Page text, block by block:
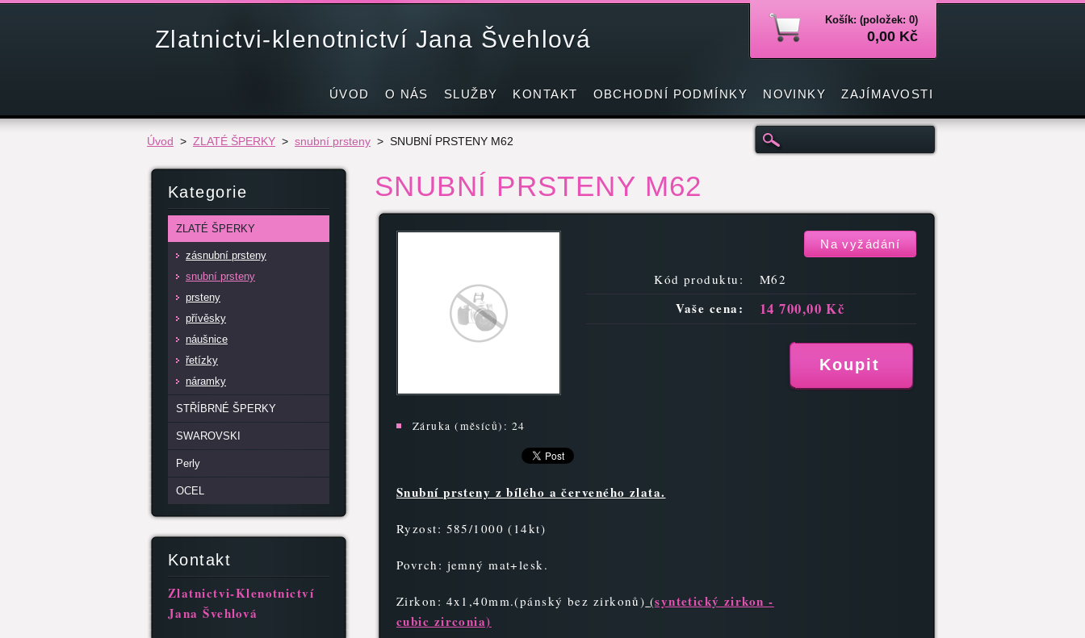
Zlatnictvi-klenotnictví Jana Švehlová
Úvod > ZLATÉ ŠPERKY > snubní prsteny > SNUBNÍ PRSTENY M62
SNUBNÍ PRSTENY M62
Záruka (měsíců): 24
Na vyžádání
Kód produktu: M62
Vaše cena: 14 700,00 Kč
Snubní prsteny z bílého a červeného zlata.
Ryzost: 585/1000 (14kt)
Povrch: jemný mat+lesk.
Zirkon: 4x1,40mm.(pánský bez zirkonů) (syntetický zirkon -
cubic zirconia)
Kategorie
ZLATÉ ŠPERKY
zásnubní prsteny
snubní prsteny
prsteny
přívěsky
náušnice
řetízky
náramky
STŘÍBRNÉ ŠPERKY
SWAROVSKI
Perly
OCEL
Kontakt
Zlatnictvi-Klenotnictví
Jana Švehlová
ÚVOD O NÁS SLUŽBY KONTAKT OBCHODNÍ PODMÍNKY NOVINKY ZAJÍMAVOSTI
Košík: (položek: 0)
0,00 Kč